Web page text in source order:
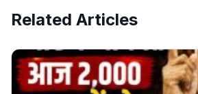
Related Articles